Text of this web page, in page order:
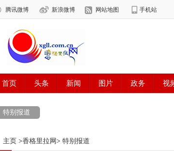
特别报道
主页 >香格里拉网 > 特别报道